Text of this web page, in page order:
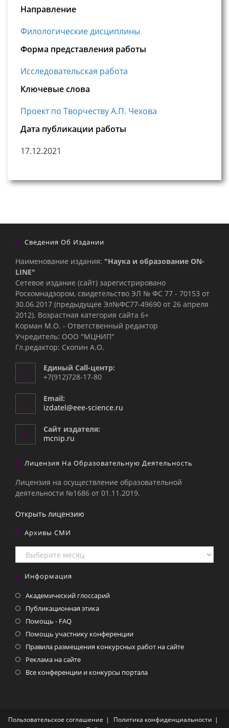
Направление
Филологические дисциплины
Форма представления работы
Исследовательская работа
Ключевые слова
Проект по Творчеству А.П. Чехова
Дата публикации работы
17.12.2021
Сведения Об Издании
Наименование издания: "Наука и образование ON-
LINE"
Сетевое издание (сайт) зарегистрировано
Роскомнадзором, свидетельство ЭЛ № ФС 77 - 70153 от
30.06.2017 (предыдущее Эл№ФC77-49690 от 26 апреля
2012). Возрастная категория сайта 6+
Корман М.О. - Ответственный редактор
Учредитель: ООО "МЦНИП"
Гл.редактор: Скопин А.О.
Единый Call-центр:
+7(912)728-17-80
Email:
izdatel@eee-science.ru
Сайт издателя:
mcnip.ru
Лицензия На Образовательную Деятельность
Лицензия на осуществление образовательной
деятельности №1686 от 01.11.2019.
Открыть лицензию
Архивы СМИ
Архивы
СМИ
Информация
Академический глоссарий
Публикационная этика
Помощь - FAQ
Помощь участнику конференции
Правила размещения конкурсных работ на сайте
Реклама на сайте
Все конференции и конкурсы портала
Пользовательское соглашение
Политика конфиденциальности